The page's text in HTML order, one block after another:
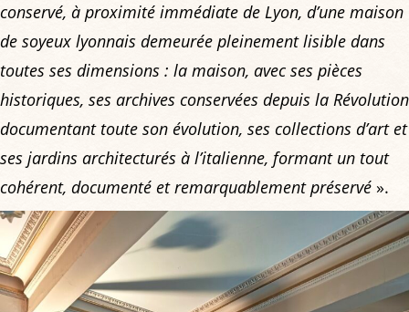
conservé, à proximité immédiate de Lyon, d’une maison
de soyeux lyonnais demeurée pleinement lisible dans
toutes ses dimensions : la maison, avec ses pièces
historiques, ses archives conservées depuis la Révolution
documentant toute son évolution, ses collections d’art et
ses jardins architecturés à l’italienne, formant un tout
cohérent, documenté et remarquablement préservé ».